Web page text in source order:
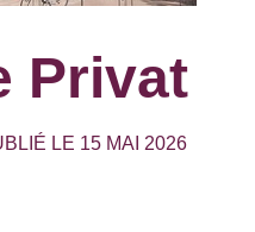
Privat
LE 15 MAI 2026